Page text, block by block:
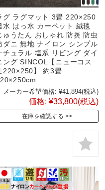
グ ラグマット 3畳 220×250
水 はっ水 カーペット 絨毯
ゅうたん おしゃれ 防炎 防虫
ダニ 無地 ナイロン シンプル
チュラル 塩系 リビング ダイ
ング SINCOL【ニューコス
220×250】 約3畳
メーカー希望価格: ¥41,894(税込)
価格: ¥33,800(税込)
在庫を確認する